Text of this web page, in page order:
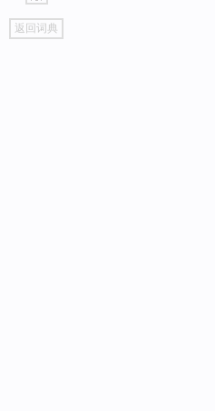
go
top
返回词典